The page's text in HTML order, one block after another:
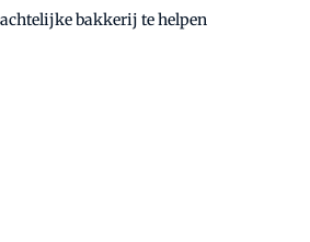
bakkerij te helpen